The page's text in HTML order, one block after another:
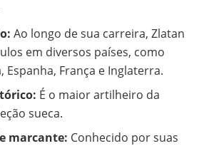
Ao longo de sua carreira, Zlatan
em diversos países, como
Espanha, França e Inglaterra.
É o maior artilheiro da
sueca.
marcante: Conhecido por suas